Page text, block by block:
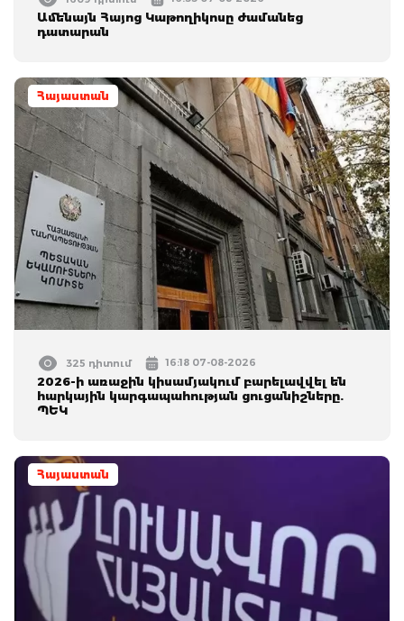
Ամենայն Հայոց Կաթողիկոսը ժամանեց
դատարան
Հայաստան
325 դիտում 16:18 07-08-2026
2026-ի առաջին կիսամյակում բարելավվել են
հարկային կարգապահության ցուցանիշները.
ՊԵԿ
Հայաստան